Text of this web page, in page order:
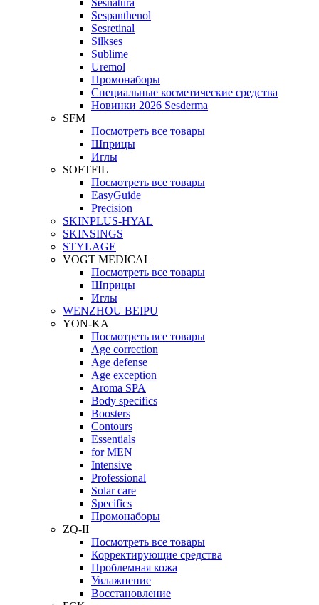
Sesnatura
Sespanthenol
Sesretinal
Silkses
Sublime
Uremol
Промонаборы
Специальные косметические средства
Новинки 2026 Sesderma
SFM
Посмотреть все товары
Шприцы
Иглы
SOFTFIL
Посмотреть все товары
EasyGuide
Precision
SKINPLUS-HYAL
SKINSINGS
STYLAGE
VOGT MEDICAL
Посмотреть все товары
Шприцы
Иглы
WENZHOU BEIPU
YON-KA
Посмотреть все товары
Age correction
Age defense
Age exception
Aroma SPA
Body specifics
Boosters
Contours
Essentials
for MEN
Intensive
Professional
Solar care
Specifics
Промонаборы
ZQ-II
Посмотреть все товары
Корректирующие средства
Проблемная кожа
Увлажнение
Восстановление